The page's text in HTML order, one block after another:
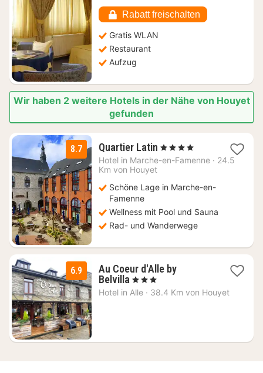
63,28
€
Rabatt freischalten
Gratis WLAN
Restaurant
Aufzug
Wir haben 2 weitere Hotels in der Nähe von Houyet
gefunden
8.7 Quartier Latin 3
Nächte
€
, 4 Sterne
Hotel in Marche-en-Famenne · 24.5
Km von Houyet
Schöne Lage in Marche-en-
Famenne
Wellness mit Pool und Sauna
Rad- und Wanderwege
6.9
Au Coeur d'Alle by
Belvilla 2
Nächte
, 3 Sterne
Hotel in Alle · 38.4 Km von Houyet